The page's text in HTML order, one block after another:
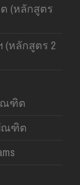
(หลักสูตร
หลักสูตร 2
ณฑิต
ณฑิต